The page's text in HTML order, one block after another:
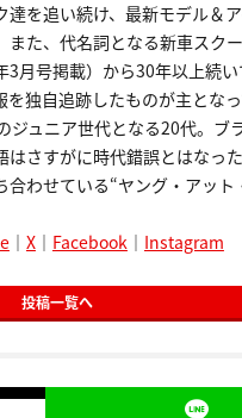
達を追い続け、最新モデル＆
た、代名詞となる新車スク
3月号掲載）から30年以上続
独自追跡したものが主となっ
ジュニア世代となる20代。ブ
はさすがに時代錯誤とはなっ
合わせている“ヤング・アット
｜ X｜ Facebook｜ Instagram
投稿一覧へ